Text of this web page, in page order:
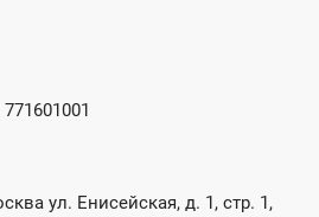
ул. Енисейская, д. 1, стр. 1,